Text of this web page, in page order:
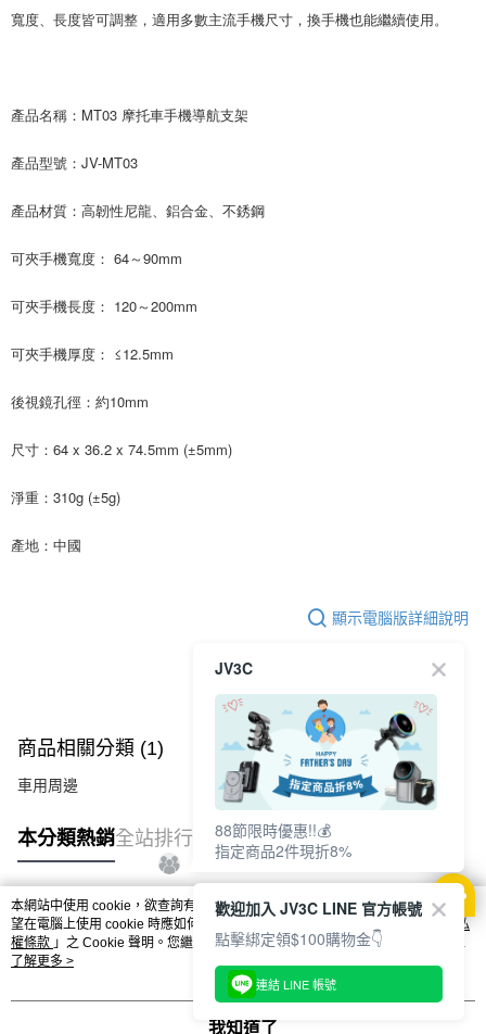
寬度、長度皆可調整，適用多數主流手機尺寸，換手機也能繼續使用。
產品名稱：MT03 摩托車手機導航支架
產品型號：JV-MT03
產品材質：高韌性尼龍、鋁合金、不銹鋼
可夾手機寬度： 64～90mm
可夾手機長度： 120～200mm
可夾手機厚度： ≤12.5mm
後視鏡孔徑：約10mm
尺寸：64 x 36.2 x 74.5mm (±5mm)
淨重：310g (±5g)
產地：中國
顯示電腦版詳細說明
商品相關分類 (1)
車用周邊
本分類熱銷全站排行
熱門標籤
本網站中使用 cookie，欲查詢有關本網站使用 cookie 方式之詳情，及若您不希
望在電腦上使用 cookie 時應如何變更電腦的 cookie 設定，請參閱本網站「
隱私
權條款 」之 Cookie 聲明。您繼續使用本網站即表示您同意本公司得按本網站使
用條款之 Cookie 聲明使用 cookie。
了解更多 >
我知道了
JV3C
88節限時優惠!!💰
指定商品2件現折8%
歡迎加入 JV3C LINE 官方帳號
點擊綁定領$100購物金👇
連結 LINE 帳號